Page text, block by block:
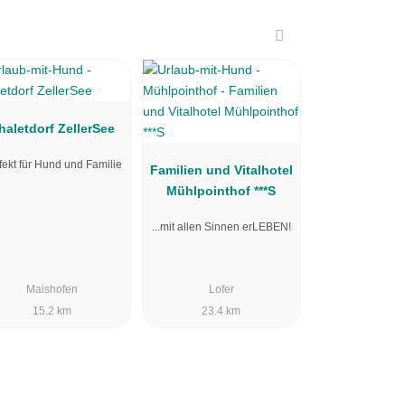
ZellerSee
für Hund und Familie
Maishofen
15.2 km
Familien und Vitalhotel
Mühlpointhof ***S
...mit allen Sinnen erLEBEN!
Lofer
23.4 km